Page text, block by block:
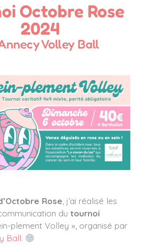
Octobre Rose
2024
Volley Ball
Rose , j’ai réalisé les
du tournoi
plement Volley », organisé par
Ball.